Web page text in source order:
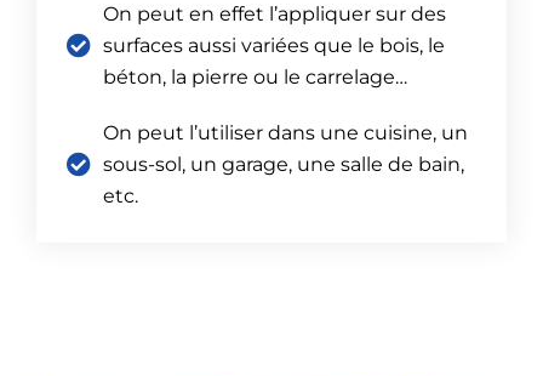
On peut en effet l’appliquer sur des
surfaces aussi variées que le bois, le
béton, la pierre ou le carrelage…
On peut l’utiliser dans une cuisine, un
sous-sol, un garage, une salle de bain,
etc.